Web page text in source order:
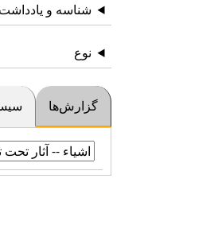
شناسه و یادداشت
نوع
گزارش‌ها